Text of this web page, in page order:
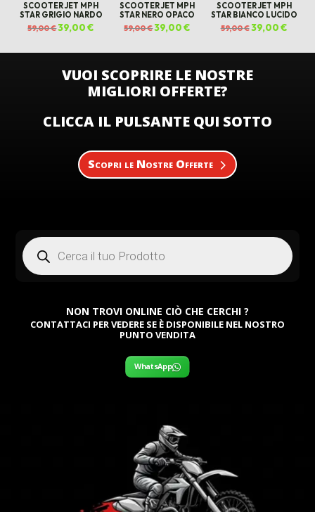
SCOOTER JET MPH
STAR GRIGIO NARDO
59,00€Il
prezzo
59,00 €.
39,00€
39,00 €.
SCOOTER JET MPH
STAR NERO OPACO
59,00€Il
prezzo
59,00 €.
39,00€
39,00 €.
SCOOTER JET MPH
STAR BIANCO LUCIDO
59,00€ Il
prezzo
59,00 €.
39,00€Il
prezzo
39,00
VUOI SCOPRIRE LE NOSTRE
MIGLIORI OFFERTE?
CLICCA IL PULSANTE QUI SOTTO
Scopri le Nostre Offerte
Products
search
NON TROVI ONLINE CIÒ CHE CERCHI ?
CONTATTACI PER VEDERE SE È DISPONIBILE NEL NOSTRO
PUNTO VENDITA
WhatsApp